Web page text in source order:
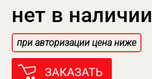
нет в наличии
при авторизации цена ниже
ЗАКАЗАТЬ